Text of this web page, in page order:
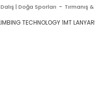
Dalış | Doğa Sporları Tırmanış